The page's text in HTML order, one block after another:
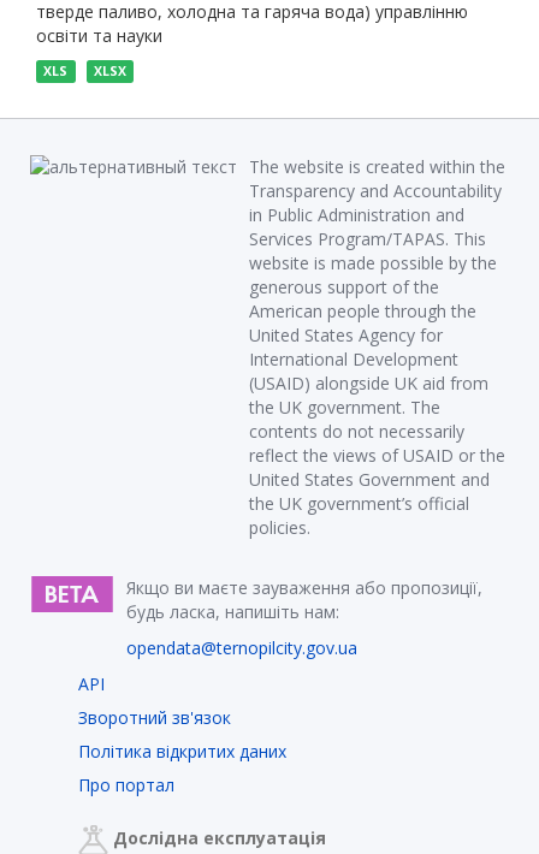
тверде паливо, холодна та гаряча вода) управлінню
освіти та науки
XLS XLSX
The website is created within the
Transparency and Accountability
in Public Administration and
Services Program/TAPAS. This
website is made possible by the
generous support of the
American people through the
United States Agency for
International Development
(USAID) alongside UK aid from
the UK government. The
contents do not necessarily
reflect the views of USAID or the
United States Government and
the UK government’s official
policies.
Якщо ви маєте зауваження або пропозиції,
будь ласка, напишіть нам:
opendata@ternopilcity.gov.ua
API
Зворотний зв'язок
Політика відкритих даних
Про портал
Дослідна експлуатація